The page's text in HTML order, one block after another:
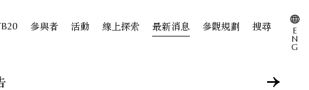
E
N
G
參與者 活動 線上探索 最新消息 參觀規劃 搜尋